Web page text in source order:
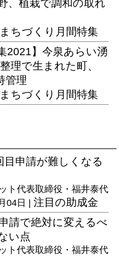
、植栽で調和の取れ
まちづくり月間特集
2021】今泉あらい湧
理で生まれた町、
管理
まちづくり月間特集
目申請が難しくなる
ト代表取締役・福井泰代
04日 | 注目の助成金
請で絶対に変えるべ
い点
ト代表取締役・福井泰代